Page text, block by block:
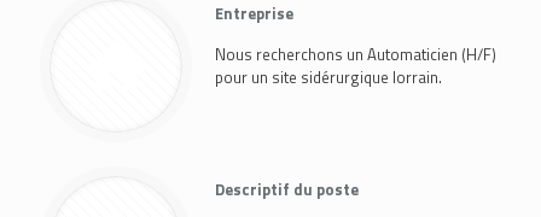
Entreprise
Nous recherchons un Automaticien (H/F)
pour un site sidérurgique lorrain.
Descriptif du poste